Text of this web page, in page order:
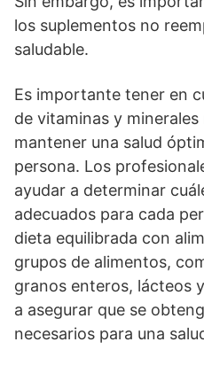
los suplementos no
saludable.
Es importante tener en
de vitaminas y
mantener una salud
persona. Los
ayudar a determinar
adecuados para cada
dieta equilibrada con
grupos de alimentos,
granos enteros, lácteos
a asegurar que se
necesarios para una